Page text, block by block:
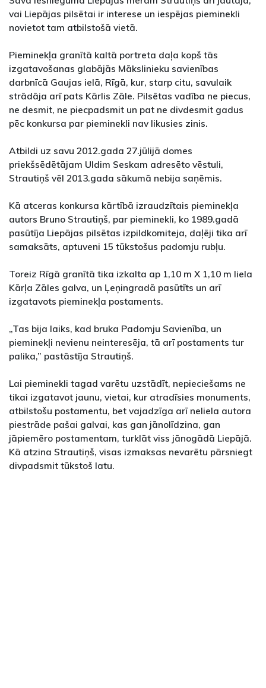
vai Liepājas pilsētai ir interese un iespējas pieminekli
novietot tam atbilstošā vietā.
Pieminekļa granītā kaltā portreta daļa kopš tās
izgatavošanas glabājās Mākslinieku savienības
darbnīcā Gaujas ielā, Rīgā, kur, starp citu, savulaik
strādāja arī pats Kārlis Zāle. Pilsētas vadība ne piecus,
ne desmit, ne piecpadsmit un pat ne divdesmit gadus
pēc konkursa par pieminekli nav likusies zinis.
Atbildi uz savu 2012.gada 27.jūlijā domes
priekšsēdētājam Uldim Seskam adresēto vēstuli,
Strautiņš vēl 2013.gada sākumā nebija saņēmis.
Kā atceras konkursa kārtībā izraudzītais pieminekļa
autors Bruno Strautiņš, par pieminekli, ko 1989.gadā
pasūtīja Liepājas pilsētas izpildkomiteja, daļēji tika arī
samaksāts, aptuveni 15 tūkstošus padomju rubļu.
Toreiz Rīgā granītā tika izkalta ap 1,10 m X 1,10 m liela
Kārļa Zāles galva, un Ļeņingradā pasūtīts un arī
izgatavots pieminekļa postaments.
„Tas bija laiks, kad bruka Padomju Savienība, un
pieminekļi nevienu neinteresēja, tā arī postaments tur
palika,” pastāstīja Strautiņš.
Lai pieminekli tagad varētu uzstādīt, nepieciešams ne
tikai izgatavot jaunu, vietai, kur atradīsies monuments,
atbilstošu postamentu, bet vajadzīga arī neliela autora
piestrāde pašai galvai, kas gan jānolīdzina, gan
jāpiemēro postamentam, turklāt viss jānogādā Liepājā.
Kā atzina Strautiņš, visas izmaksas nevarētu pārsniegt
divpadsmit tūkstoš latu.